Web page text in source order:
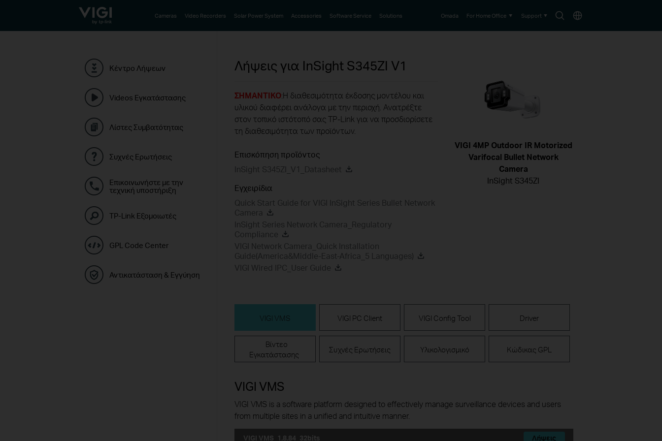
TP-Link, Reliably Smart
SearchChoose
Cameras Video Recorders Solar Power System Accessories Software Service Solutions Omada For Home Office Support
Κέντρο Λήψεων
Videos Εγκατάστασης
Λίστες Συμβατότητας
Συχνές Ερωτήσεις
Επικοινωνήστε με την
τεχνική υποστήριξη
TP-Link Εξομοιωτές
GPL Code Center
Αντικατάσταση & Εγγύηση
Λήψεις για InSight S345ZI V1
ΣΗΜΑΝΤΙΚΟ:Η διαθεσιμότητα έκδοσης μοντέλου και
υλικού διαφέρει ανάλογα με την περιοχή. Ανατρέξτε
στον τοπικό ιστότοπό σας TP-Link για να προσδιορίσετε
τη διαθεσιμότητα των προϊόντων.
Επισκόπηση προϊόντος
InSight S345ZI_V1_Datasheet
Εγχειρίδια
Quick Start Guide for VIGI InSight Series Bullet Network
Camera
InSight Series Network Camera_Regulatory
Compliance
VIGI Network Camera_Quick Installation
Guide(America&Middle-East-Africa_5 Languages)
VIGI Wired IPC_User Guide
VIGI 4MP Outdoor IR Motorized
Varifocal Bullet Network
Camera
InSight S345ZI
VIGI VMS VIGI PC Client VIGI Config Tool Driver
Βίντεο
Εγκατάστασης
Συχνές Ερωτήσεις Υλικολογισμικό Κώδικας GPL
VIGI VMS
VIGI VMS is a software platform designed to effectively manage surveillance devices and users
from multiple sites in a unified and intuitive manner.
VIGI VMS_1.8.84_32bits Λήψεις